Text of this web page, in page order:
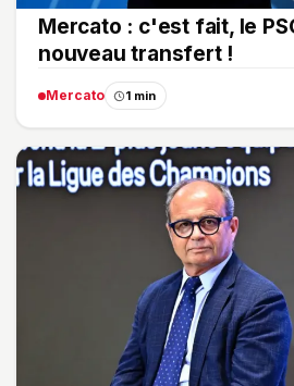
Mercato : c'est fait, le
nouveau transfert !
Mercato 1 min